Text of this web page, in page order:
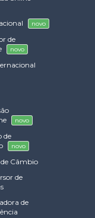
novo
de
novo
novo
de
novo
Câmbio
de
de